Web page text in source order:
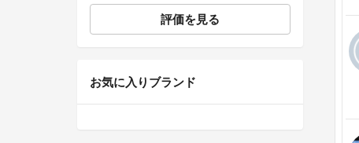
評価を見る
お気に入りブランド